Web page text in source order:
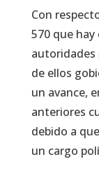
Con
570 que
autoridades
de ellos
un avance,
anteriores
debido a
un cargo